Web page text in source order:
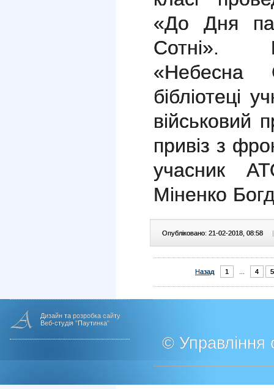
«До Дня
Сотні».
«Небесна
бібліотеці
військовий
привіз з
учасник
Міненко
Опубліковано: 21-02-2018, 08:58 |
Назад 1 4 5
Дизайн та розробка сайту
Веб-студія "Паутинка"
© Управління